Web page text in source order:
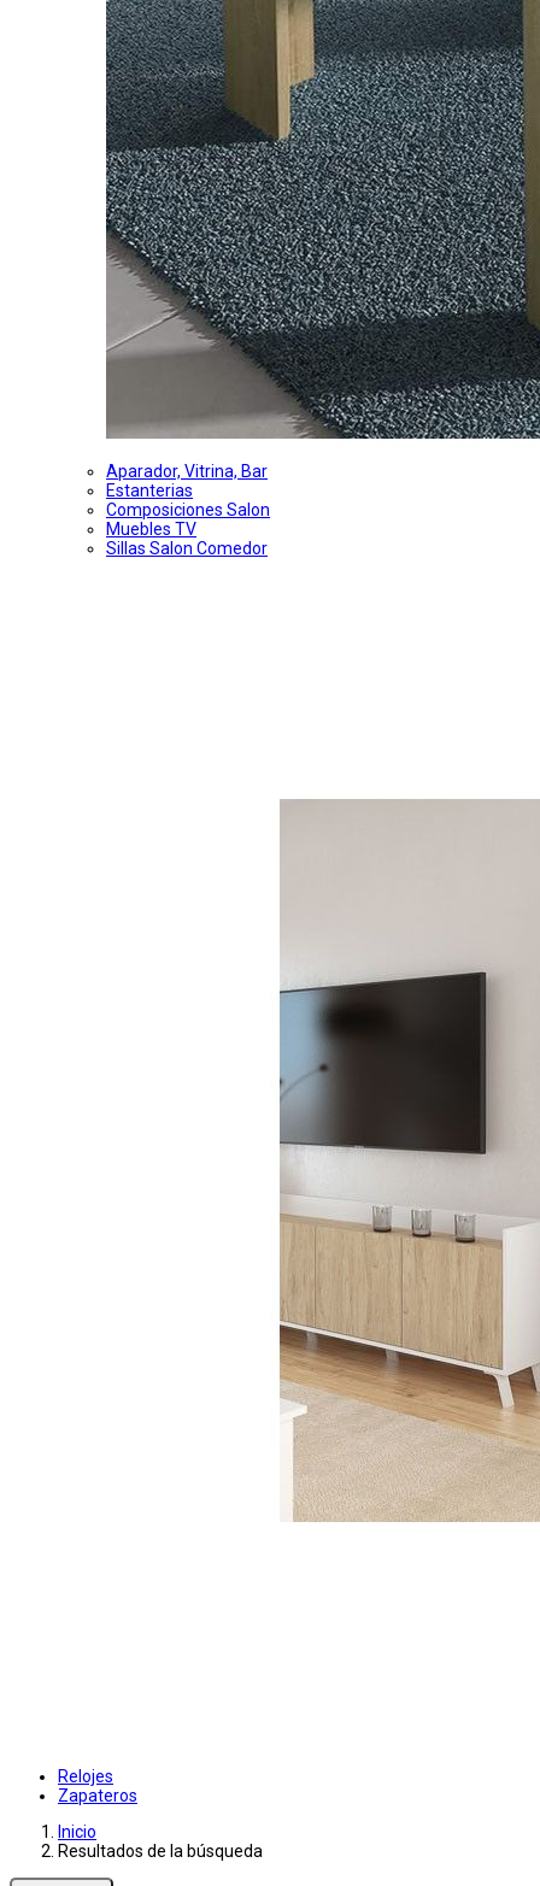
Aparador, Vitrina, Bar
Estanterias
Composiciones Salon
Muebles TV
Sillas Salon Comedor
Relojes
Zapateros
Inicio
Resultados de la búsqueda